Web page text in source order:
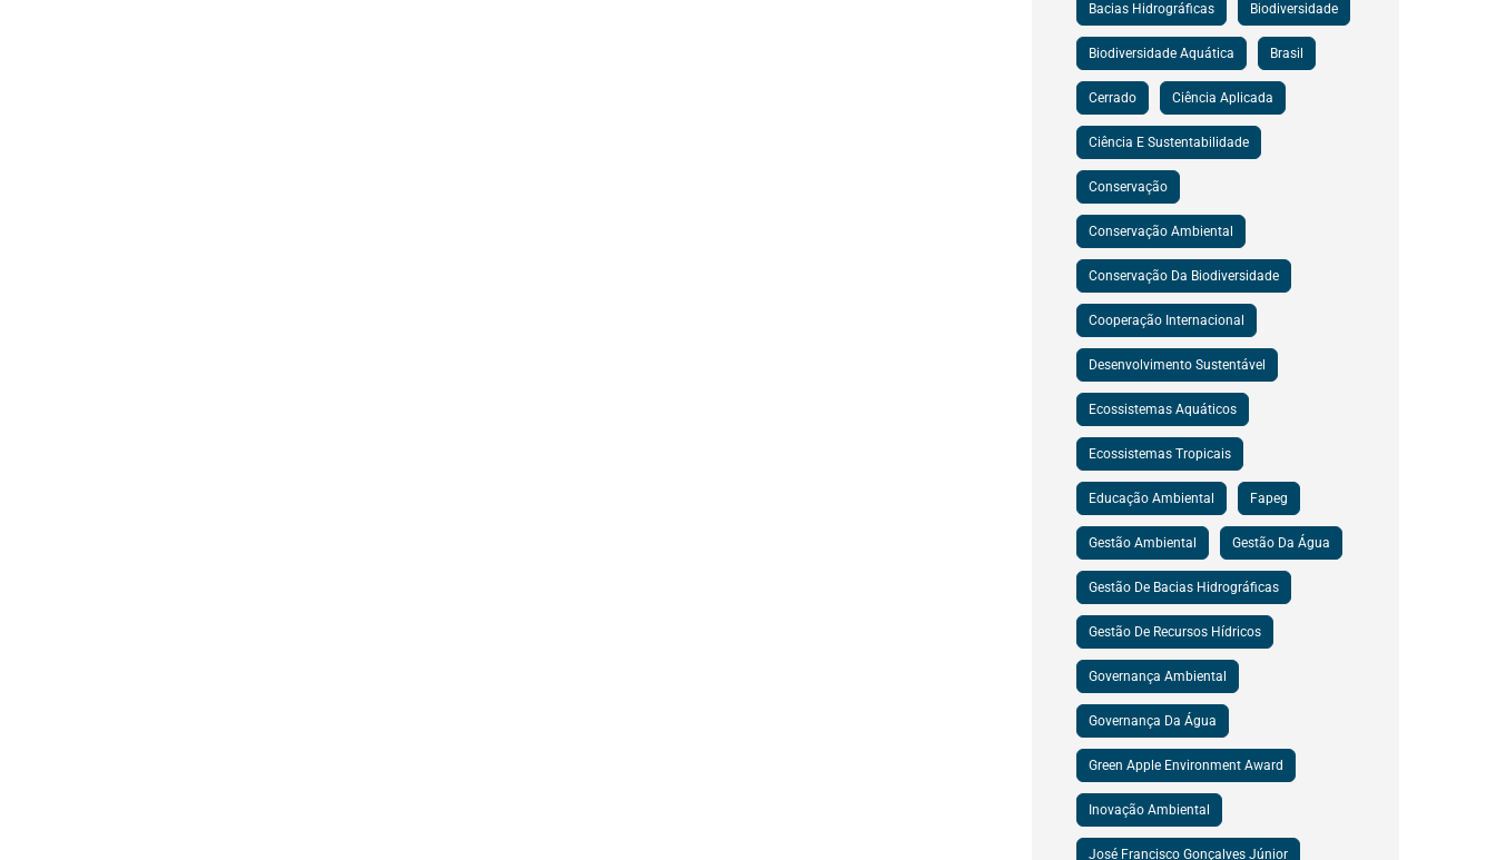
Bacias Hidrográficas Biodiversidade
Biodiversidade Aquática Brasil
Cerrado Ciência Aplicada
Ciência E Sustentabilidade
Conservação
Conservação Ambiental
Conservação Da Biodiversidade
Cooperação Internacional
Desenvolvimento Sustentável
Ecossistemas Aquáticos
Ecossistemas Tropicais
Educação Ambiental Fapeg
Gestão Ambiental Gestão Da Água
Gestão De Bacias Hidrográficas
Gestão De Recursos Hídricos
Governança Ambiental
Governança Da Água
Green Apple Environment Award
Inovação Ambiental
José Francisco Gonçalves Júnior